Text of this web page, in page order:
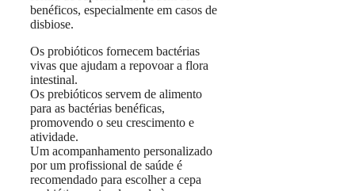
benéficos, especialmente em casos de
disbiose.
Os probióticos fornecem bactérias
vivas que ajudam a repovoar a flora
intestinal.
Os prebióticos servem de alimento
para as bactérias benéficas,
promovendo o seu crescimento e
atividade.
Um acompanhamento personalizado
por um profissional de saúde é
recomendado para escolher a cepa